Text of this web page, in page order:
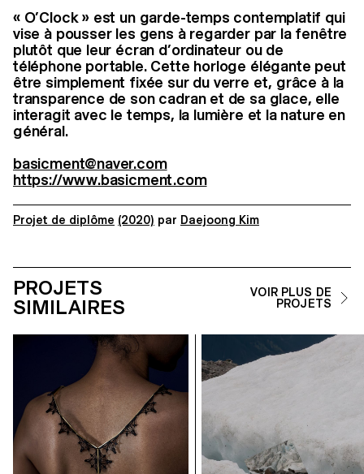
« O’Clock » est un garde-temps contemplatif qui
vise à pousser les gens à regarder par la fenêtre
plutôt que leur écran d’ordinateur ou de
téléphone portable. Cette horloge élégante peut
être simplement fixée sur du verre et, grâce à la
transparence de son cadran et de sa glace, elle
interagit avec le temps, la lumière et la nature en
général.
basicment@naver.com
https://www.basicment.com
Projet de diplôme (2020) par Daejoong Kim
PROJETS
SIMILAIRES
VOIR PLUS DE
PROJETS